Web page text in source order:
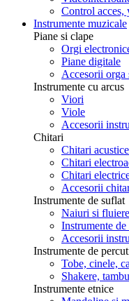
Control acces,
Instrumente muzicale
Piane si clape
Orgi
Piane digitale
Accesorii orga
Instrumente cu arcus
Viori
Viole
Accesorii
Chitari
Chitari
Chitari
Chitari
Accesorii
Instrumente de suflat
Naiuri si fluiere
Instrumente
Accesorii
Instrumente de
Tobe, cinele,
Shakere,
Instrumente etnice